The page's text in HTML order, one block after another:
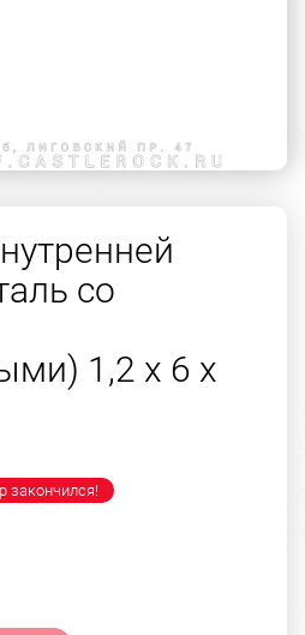
со
1,2 х 6 х
закончился!